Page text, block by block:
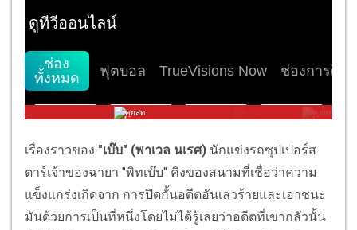
เรื่องราวของ "เบ๊บ" (พาเวล นเรศ) นักแข่งรถซุปเปอร์ส
ตาร์เจ้าของฉายา "พิทเบ๊บ" คิงของสนามที่เชื่อว่าความ
แข็งแกร่งเกิดจาก การปิดกั้นอดีตอันเลวร้ายและเอาชนะ
มันด้วยการเป็นที่หนึ่งโดยไม่ได้รู้เลยว่าอดีตที่เขากลัวนั้น